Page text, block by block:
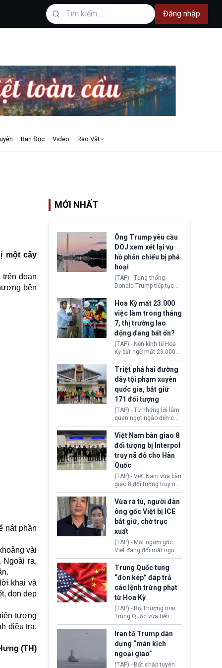
Đăng nhập
Bạn Đọc Video Rao Vặt
một cây
trên đoạn
bên
nát phần
vài
Ngoài ra,
khai và
dọn dẹp
tượng
điều tra,
(TH)
MỚI NHẤT
Ông Trump yêu cầu
DOJ xem xét lại vụ
hồ phản chiếu bị phá
hoại
(TAP) - Tổng thống
Donald Trump tiếp tục
cho rằng, hồ phản chiếu
trước Đài tưởng niệm
Lincoln bị phá hoại. Lãnh
đạo Nhà Trắng yêu cầu
Bộ Tư pháp (DOJ) xem
xét lại quyết định hủy
truy tố những cá nhân bị
nghi ngờ làm hư hại
công trình.
Hoa Kỳ mất 23.000
việc làm trong tháng
7, thị trường lao
động đang bất ổn?
(TAP) - Nền kinh tế Hoa
Kỳ bất ngờ mất 23.000
việc làm vào tháng 7,
cho thấy thị trường lao
động có dấu hiệu suy
yếu sau thời gian duy trì
tương đối ổn định suốt
nửa năm 2026.
Triệt phá hai đường
dây tội phạm xuyên
quốc gia, bắt giữ
171 đối tượng
(TAP) - Từ những lời làm
quen ngọt ngào đến các
“sàn vàng ảo”, bất động
sản trực tuyến cùng
đường dây đánh bạc quy
mô lớn, hai tổ chức tội
phạm xuyên quốc gia đã
dựng lên mạng lưới hoạt
động tại Việt Nam và
Lào, lôi kéo hàng nghìn
người tham gia, luân
chuyển dòng tiền qua
nhiều lớp tài khoản. Sau
hơn 2 tuần phối hợp truy
xét, lực lượng chức năng
hai nước đã bắt giữ 171
Việt Nam bàn giao 8
đối tượng bị Interpol
truy nã đỏ cho Hàn
Quốc
(TAP) - Việt Nam vừa bàn
giao 8 đối tượng truy nã
đỏ Interpol cho lực lượng
chức năng Hàn Quốc.
Nhóm này bị xác định
lừa đảo 619 nạn nhân,
chiếm đoạt hơn 17,7 tỷ
KRW.
Vừa ra tù, người đàn
ông gốc Việt bị ICE
bắt giữ, chờ trục
xuất
(TAP) - Một người gốc
Việt đang đối mặt nguy
cơ bị trục xuất khỏi Hoa
Kỳ sau khi đã chấp hành
xong bản án liên quan
đến tội ác từ hơn 30
năm trước tại California.
Trung Quốc tung
“đòn kép” đáp trả
các lệnh trừng phạt
từ Hoa Kỳ
(TAP) - Bộ Thương mại
Trung Quốc vừa tiến
hành áp đặt lệnh trừng
phạt lên hàng loạt thực
thể và siết chặt kiểm
soát xuất khẩu máy bay
không người lái (UAV)
sang Hoa Kỳ. Động thái
Iran tố Trump dàn
dựng “màn kịch
ngoại giao”
(TAP) - Bất chấp tuyên